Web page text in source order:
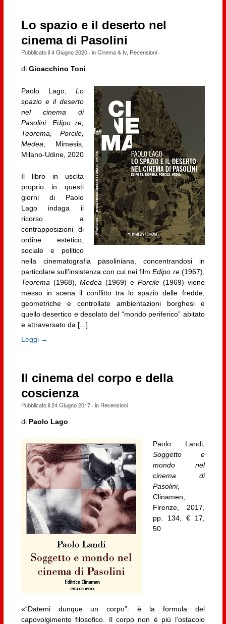
Lo spazio e il deserto nel
cinema di Pasolini
Pubblicato il4 Giugno 2020· inCinema & tv, Recensioni·
di Gioacchino Toni
Paolo Lago,Lo
spazio e il deserto
nel cinema di
Pasolini. Edipo re,
Teorema, Porcile,
Medea , Mimesis,
Milano-Udine, 2020
Il libro in uscita
proprio in questi
giorni di Paolo
Lago indaga il
ricorso a
contrapposizioni di
ordine estetico,
sociale e politico
nella cinematografia pasoliniana, concentrandosi in
particolare sull’insistenza con cui nei filmEdipo re(1967),
Teorema (1968),Medea (1969) ePorcile (1969) viene
messo in scena il conflitto tra lo spazio delle fredde,
geometriche e controllate ambientazioni borghesi e
quello desertico e desolato del “mondo periferico” abitato
e attraversato da [...]
Leggi →
Il cinema del corpo e della
coscienza
Pubblicato il24 Giugno 2017· in Recensioni·
diPaolo Lago
Paolo Landi,
Soggetto e
mondo nel
cinema di
Pasolini,
Clinamen,
Firenze, 2017,
pp. 134, € 17,
50
«“Datemi dunque un corpo”: è la formula del
capovolgimento filosofico. Il corpo non è più l’ostacolo